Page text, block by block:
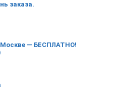
заказа.
Москве — БЕСПЛАТНО!